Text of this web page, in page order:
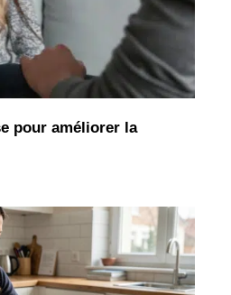
pour améliorer la